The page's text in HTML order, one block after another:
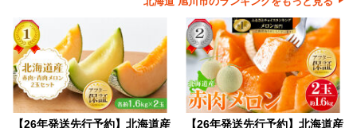
【26年発送先行予約】北海道産
【26年発送先行予約】北海道産